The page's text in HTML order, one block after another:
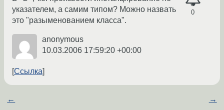
0
указателем, а самим типом? Можно назвать
это "разыменованием класса".
anonymous
10.03.2006 17:59:20 +00:00
Ссылка
← →